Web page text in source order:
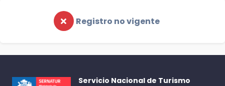
Registro no vigente
Servicio Nacional de Turismo